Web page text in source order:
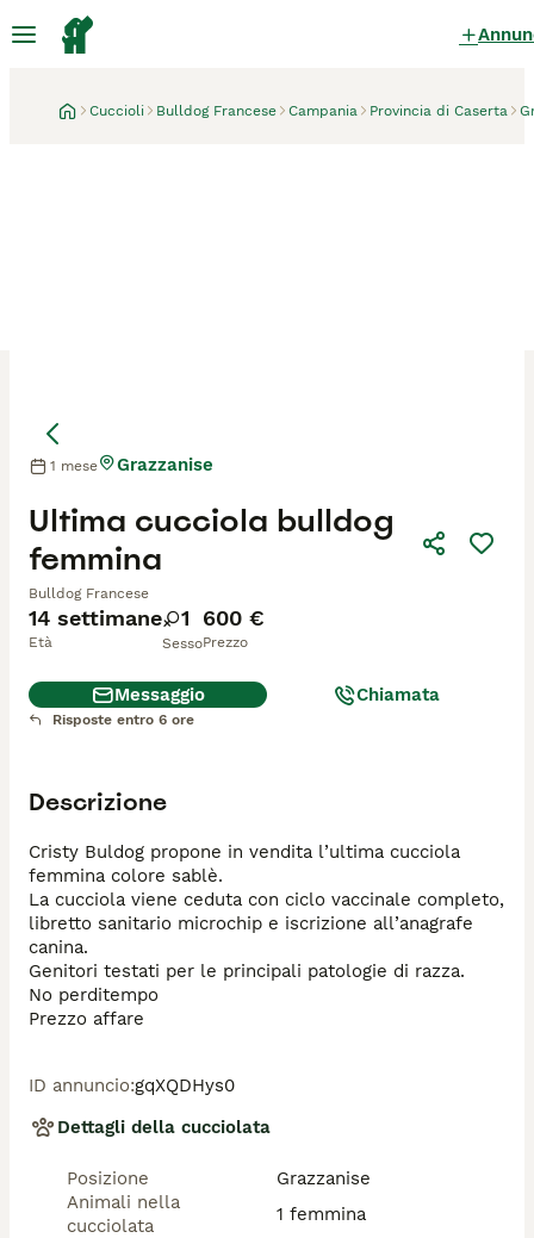
Cuccioli Bulldog Francese Campania Provincia di Caserta
14 settimane
Età
1
Sesso
600 €
Prezzo
Ultima cucciola bulldog
femmina
Bulldog Francese
1 mese Grazzanise
Messaggio Chiamata
Risposte entro 6 ore
Descrizione
Cristy Buldog propone in vendita l’ultima cucciola
femmina colore sablè.
La cucciola viene ceduta con ciclo vaccinale completo,
libretto sanitario microchip e iscrizione all’anagrafe
canina.
Genitori testati per le principali patologie di razza.
No perditempo
Prezzo affare
ID annuncio:gqXQDHys0
Dettagli della cucciolata
Posizione
Grazzanise
Animali nella
cucciolata
1 femmina